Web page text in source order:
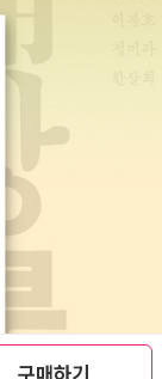
구매하기